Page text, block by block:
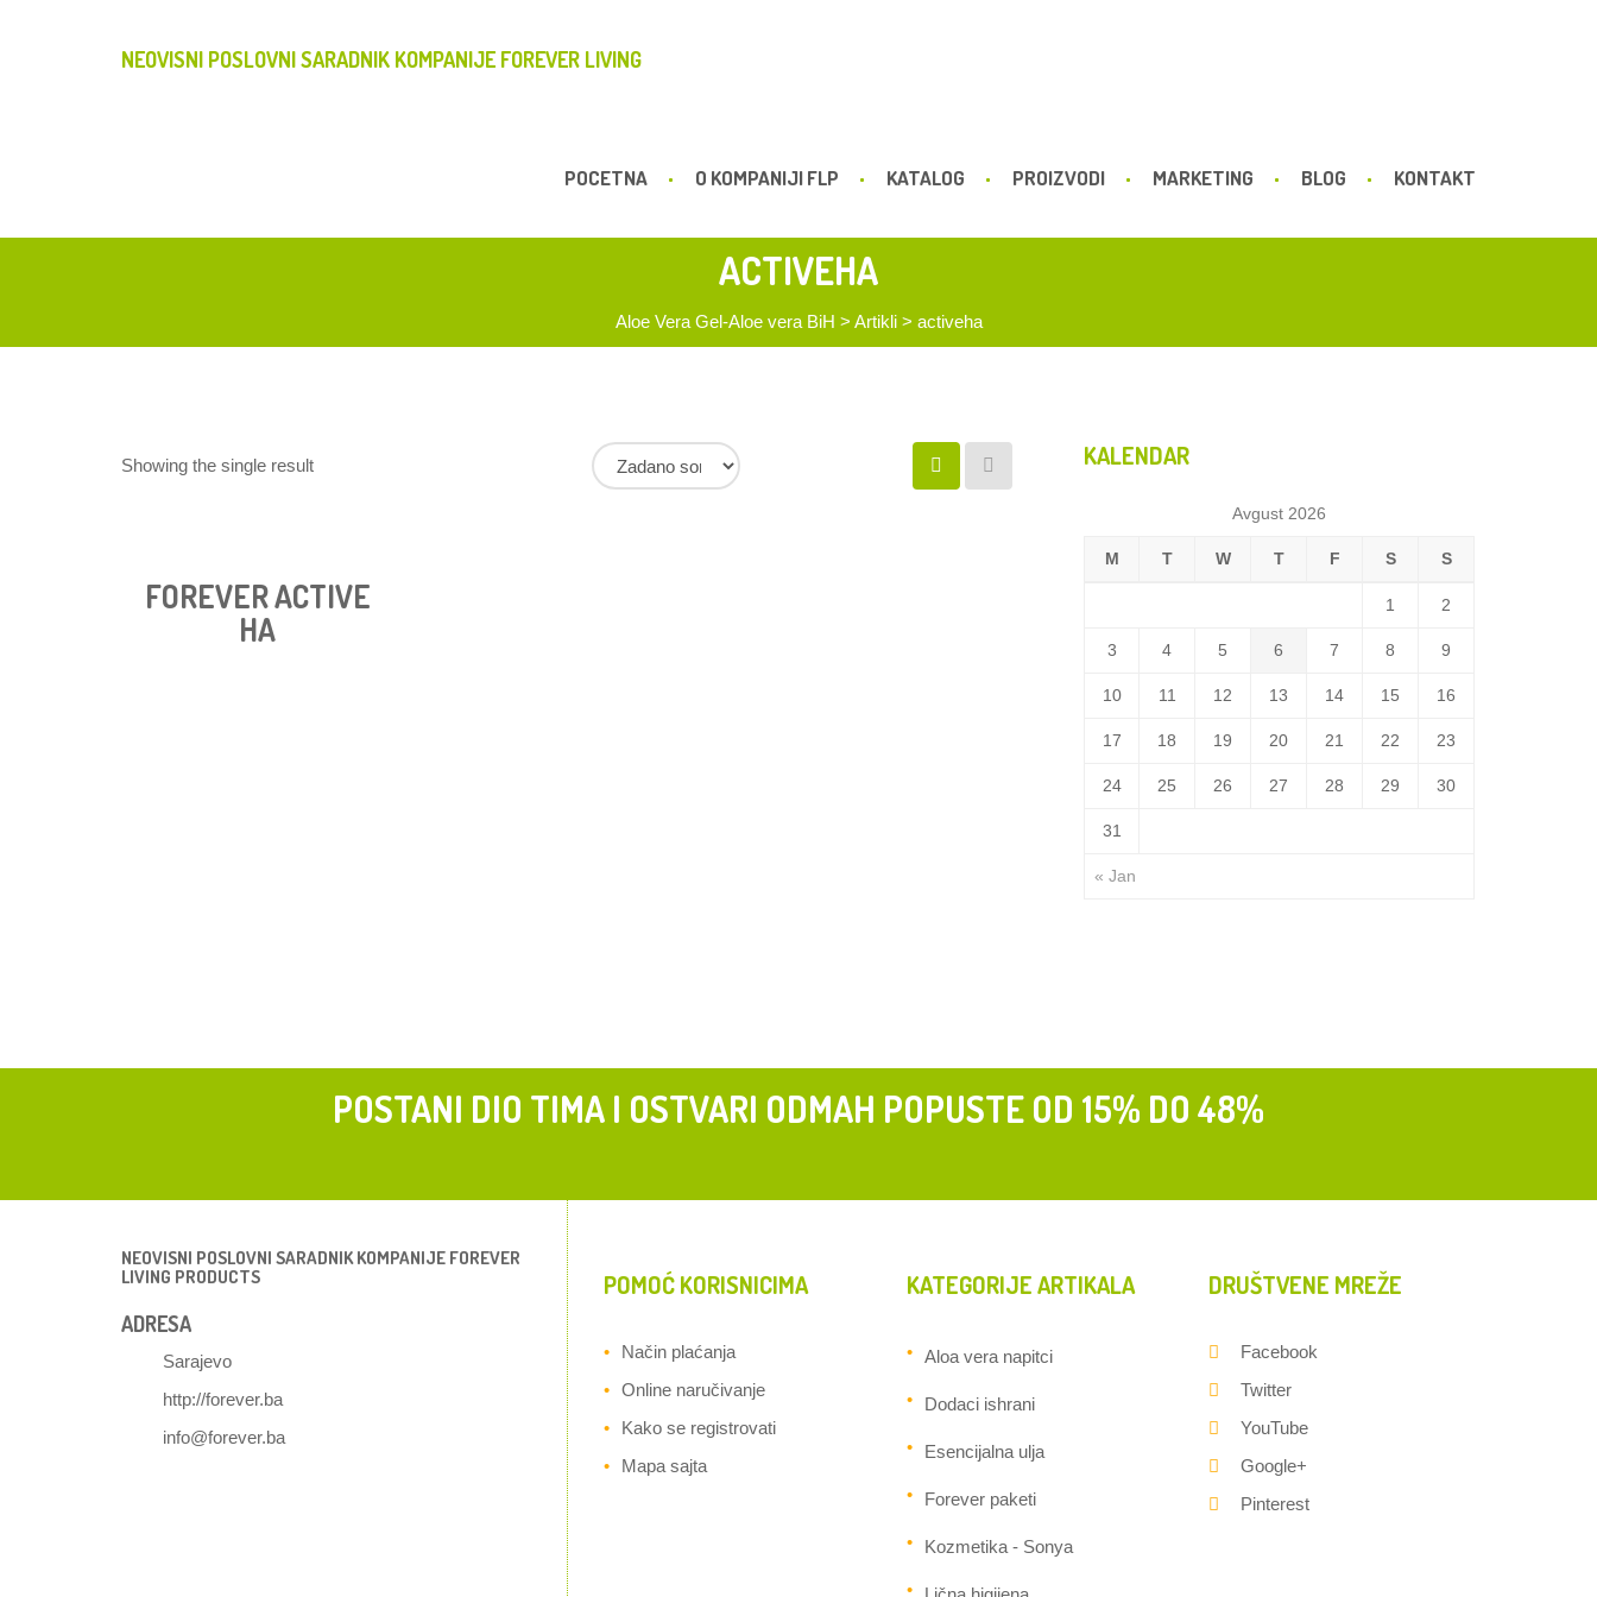
NEOVISNI POSLOVNI SARADNIK KOMPANIJE FOREVER LIVING
POCETNA O KOMPANIJI FLP KATALOG PROIZVODI MARKETING BLOG KONTAKT
ACTIVEHA
Aloe Vera Gel-Aloe vera BiH > Artikli> activeha
Showing the single result
FOREVER ACTIVE
HA
KALENDAR
Avgust 2026
M T W T F S S
« Jan
1 2
3 4 5 6 7 8 9
10 11 12 13 14 15 16
17 18 19 20 21 22 23
24 25 26 27 28 29 30
31
POSTANI DIO TIMA I OSTVARI ODMAH POPUSTE OD 15% DO 48%
NEOVISNI POSLOVNI SARADNIK KOMPANIJE FOREVER
LIVING PRODUCTS
ADRESA
Sarajevo
http://forever.ba
info@forever.ba
POMOĆ KORISNICIMA
Način plaćanja
Online naručivanje
Kako se registrovati
Mapa sajta
KATEGORIJE ARTIKALA
Aloa vera napitci
Dodaci ishrani
Esencijalna ulja
Forever paketi
Kozmetika - Sonya
DRUŠTVENE MREŽE
Facebook
Twitter
YouTube
Google+
Pinterest